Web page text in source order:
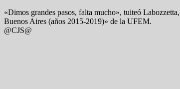
«Dimos grandes pasos, falta mucho», tuiteó
Buenos Aires (años 2015-2019)» de la UFEM.
@CJS@